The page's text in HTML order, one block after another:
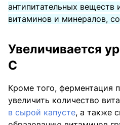
антипитательных веществ
витаминов и минералов,
Увеличивается
С
Кроме того, ферментация
увеличить количество
в сырой капусте, а также